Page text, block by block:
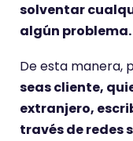
solventar
algún problema.
De esta manera,
seas cliente,
extranjero,
través de redes